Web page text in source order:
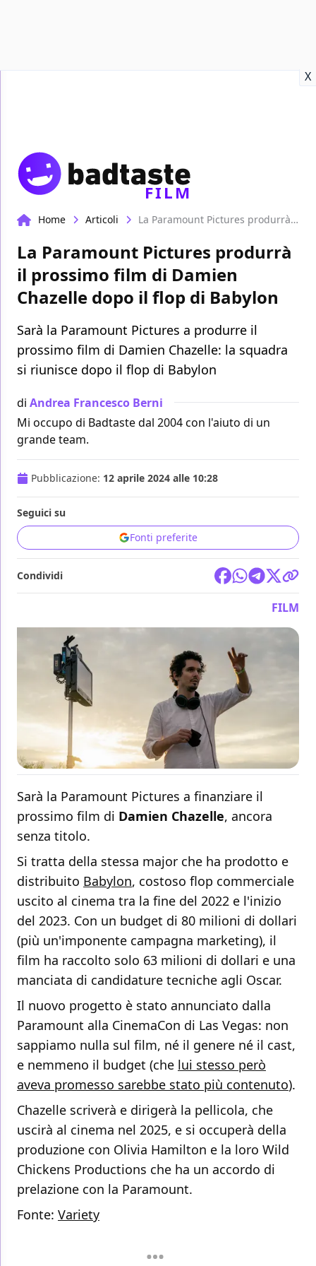
X
FILM
Home Articoli La Paramount Pictures produrrà il prossimo film di Damien Chazelle dopo il flop di Babylon
La Paramount Pictures produrrà
il prossimo film di Damien
Chazelle dopo il flop di Babylon
Sarà la Paramount Pictures a produrre il
prossimo film di Damien Chazelle: la squadra
si riunisce dopo il flop di Babylon
di Andrea Francesco Berni
Mi occupo di Badtaste dal 2004 con l'aiuto di un
grande team.
Pubblicazione: 12 aprile 2024 alle 10:28
Seguici su
Fonti preferite
Condividi
FILM
Sarà la Paramount Pictures a finanziare il
prossimo film di Damien Chazelle, ancora
senza titolo.
Si tratta della stessa major che ha prodotto e
distribuito Babylon, costoso flop commerciale
uscito al cinema tra la fine del 2022 e l'inizio
del 2023. Con un budget di 80 milioni di dollari
(più un'imponente campagna marketing), il
film ha raccolto solo 63 milioni di dollari e una
manciata di candidature tecniche agli Oscar.
Il nuovo progetto è stato annunciato dalla
Paramount alla CinemaCon di Las Vegas: non
sappiamo nulla sul film, né il genere né il cast,
e nemmeno il budget (che lui stesso però
aveva promesso sarebbe stato più contenuto).
Chazelle scriverà e dirigerà la pellicola, che
uscirà al cinema nel 2025, e si occuperà della
produzione con Olivia Hamilton e la loro Wild
Chickens Productions che ha un accordo di
prelazione con la Paramount.
Fonte: Variety